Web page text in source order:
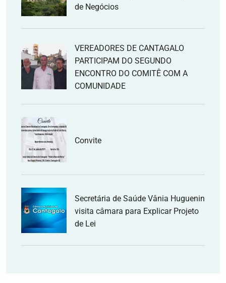
de Negócios
VEREADORES DE CANTAGALO
PARTICIPAM DO SEGUNDO
ENCONTRO DO COMITÊ COM A
COMUNIDADE
Convite
Secretária de Saúde Vânia Huguenin
visita câmara para Explicar Projeto
de Lei